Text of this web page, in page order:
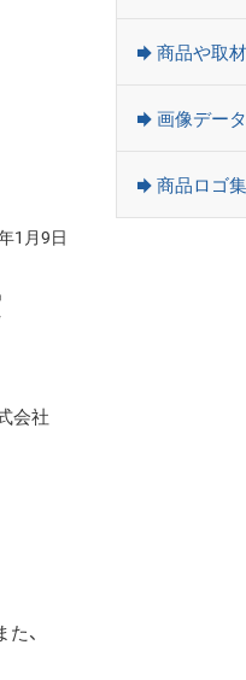
1月9日
会社
、
商品や取
画像デー
商品ロゴ集